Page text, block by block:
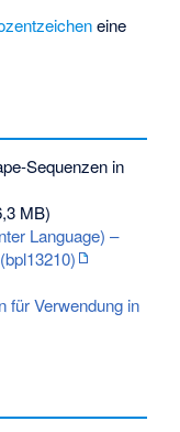
eine
Sequenzen in
MB)
Language) –
für Verwendung in